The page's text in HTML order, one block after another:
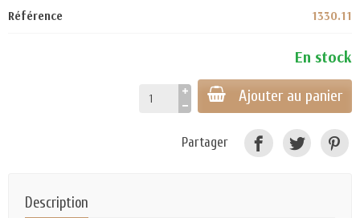
Référence 1330.11
En stock
Ajouter au panier
Partager
Description